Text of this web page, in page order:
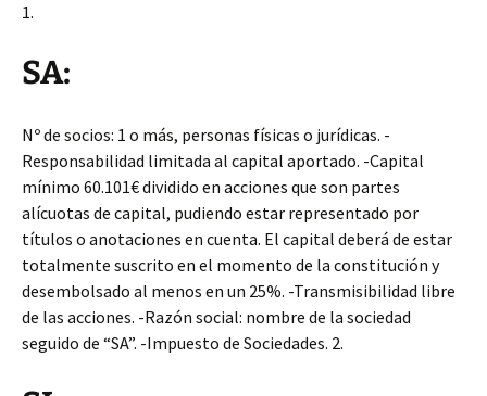
1.
SA:
Nº de socios: 1 o más, personas físicas o jurídicas. -
Responsabilidad limitada al capital aportado. -Capital
mínimo 60.101€ dividido en acciones que son partes
alícuotas de capital, pudiendo estar representado por
títulos o anotaciones en cuenta. El capital deberá de estar
totalmente suscrito en el momento de la constitución y
desembolsado al menos en un 25%. -Transmisibilidad libre
de las acciones. -Razón social: nombre de la sociedad
seguido de “SA”. -Impuesto de Sociedades. 2.